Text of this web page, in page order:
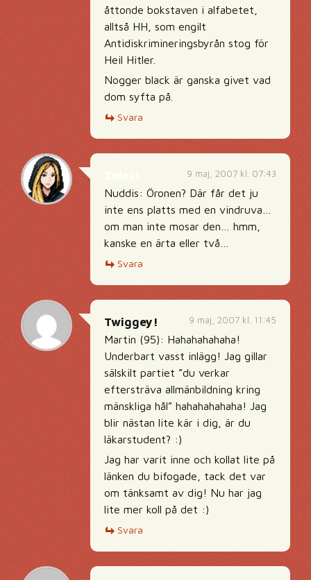
åttonde bokstaven i alfabetet,
alltså HH, som engilt
Antidiskrimineringsbyrån stog för
Heil Hitler.
Nogger black är ganska givet vad
dom syfta på.
Svara
9 maj, 2007 kl. 07:43
Nuddis: Öronen? Där får det ju
inte ens platts med en vindruva…
om man inte mosar den… hmm,
kanske en ärta eller två…
Svara
9 maj, 2007 kl. 11:45
Twiggey!
Martin (95): Hahahahahaha!
Underbart vasst inlägg! Jag gillar
sälskilt partiet ”du verkar
eftersträva allmänbildning kring
mänskliga hål” hahahahahaha! Jag
blir nästan lite kär i dig, är du
läkarstudent? :)
Jag har varit inne och kollat lite på
länken du bifogade, tack det var
om tänksamt av dig! Nu har jag
lite mer koll på det :)
Svara